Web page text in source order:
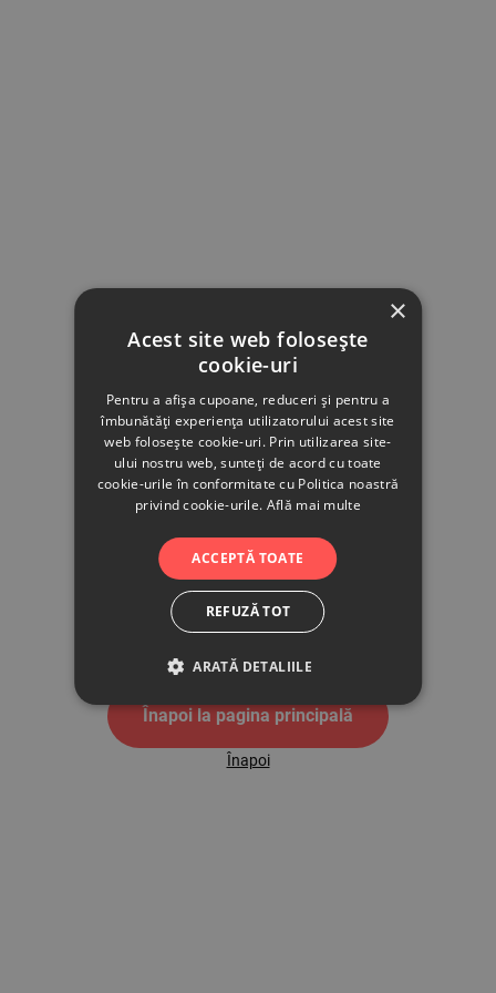
500
Înapoi la pagina principală
Înapoi
×
Acest site web folosește
cookie-uri
Pentru a afișa cupoane, reduceri și pentru a
îmbunătăți experiența utilizatorului acest site
web folosește cookie-uri. Prin utilizarea site-
ului nostru web, sunteți de acord cu toate
cookie-urile în conformitate cu Politica noastră
privind cookie-urile. Află mai multe
ACCEPTĂ TOATE
REFUZĂ TOT
ARATĂ DETALIILE